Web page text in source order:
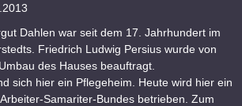
Dahlen war seit dem 17. Jahrhundert im
Friedrich Ludwig Persius wurde von
des Hauses beauftragt.
sich hier ein Pflegeheim. Heute wird hier ein
Samariter-Bundes betrieben. Zum